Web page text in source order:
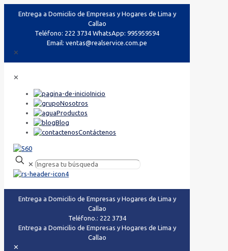
Entrega a Domicilio de Empresas y Hogares de Lima y
Callao
Teléfono: 222 3734 WhatsApp: 995959594
Email: ventas@realservice.com.pe
✕
✕
Inicio
Nosotros
Productos
Blog
Contáctenos
✕
Entrega a Domicilio de Empresas y Hogares de Lima y
Callao
Teléfono.: 222 3734
Entrega a Domicilio de Empresas y Hogares de Lima y
Callao
✕